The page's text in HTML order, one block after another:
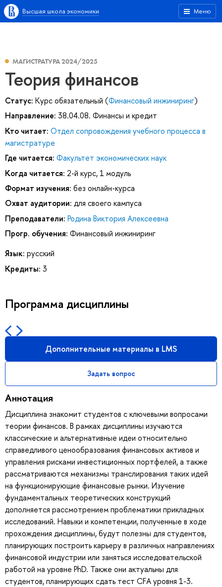
Меню
Высшая школа экономики
МАГИСТРАТУРА 2024/2025
Теория финансов
Статус: Курс обязательный (Финансовый инжиниринг)
Направление: 38.04.08. Финансы и кредит
Кто читает: Отдел сопровождения учебного процесса в
магистратуре
Где читается: Факультет экономических наук
Когда читается: 2-й курс, 1 модуль
Формат изучения: без онлайн-курса
Охват аудитории: для своего кампуса
Преподаватели: Родина Виктория Алексеевна
Прогр. обучения: Финансовый инжиниринг
Язык: русский
Кредиты: 3
Программа дисциплины
Дополнительные материалы в LMS
Задать вопрос
Аннотация
Дисциплина знакомит студентов с ключевыми вопросами
теории финансов. В рамках дисциплины изучаются
классические и альтернативные идеи относительно
справедливого ценообразования финансовых активов и
управления рисками инвестиционных портфелей, а также
рассматриваются механизмы транслирования таких идей
на функционирующие финансовые рынки. Изучение
фундаментальных теоретических конструкций
дополняется рассмотрением проблематики прикладных
исследований. Навыки и компетенции, полученные в ходе
прохождения дисциплины, будут полезны для студентов,
планирующих построить карьеру в различных направлениях
финансовой индустрии или заняться исследовательской
работой на уровне PhD. Также они актуальны для
студентов, планирующих сдать тест CFA уровня 1-3.